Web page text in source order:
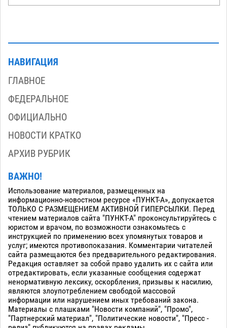
НАВИГАЦИЯ
ГЛАВНОЕ
ФЕДЕРАЛЬНОЕ
ОФИЦИАЛЬНО
НОВОСТИ КРАТКО
АРХИВ РУБРИК
ВАЖНО!
Использование материалов, размещенных на
информационно-новостном ресурсе «ПУНКТ-А», допускается
ТОЛЬКО С РАЗМЕЩЕНИЕМ АКТИВНОЙ ГИПЕРСЫЛКИ. Перед
чтением материалов сайта "ПУНКТ-А" проконсультируйтесь с
юристом и врачом, по возможности ознакомьтесь с
инструкцией по применению всех упомянутых товаров и
услуг; имеются противопоказания. Комментарии читателей
сайта размещаются без предварительного редактирования.
Редакция оставляет за собой право удалить их с сайта или
отредактировать, если указанные сообщения содержат
ненормативную лексику, оскорбления, призывы к насилию,
являются злоупотреблением свободой массовой
информации или нарушением иных требований закона.
Материалы с плашками "Новости компаний", "Промо",
"Партнерский материал", "Политические новости", "Пресс -